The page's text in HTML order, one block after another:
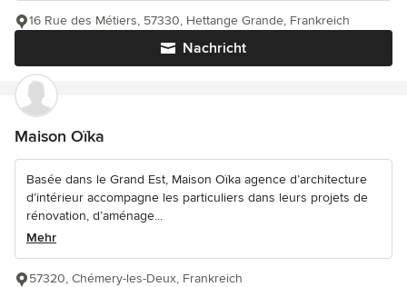
Nachricht
16 Rue des Métiers, 57330, Hettange Grande, Frankreich
Maison Oïka
Basée dans le Grand Est, Maison Oïka agence d’architecture
d’intérieur accompagne les particuliers dans leurs projets de
rénovation, d’aménage...
Mehr
57320, Chémery-les-Deux, Frankreich